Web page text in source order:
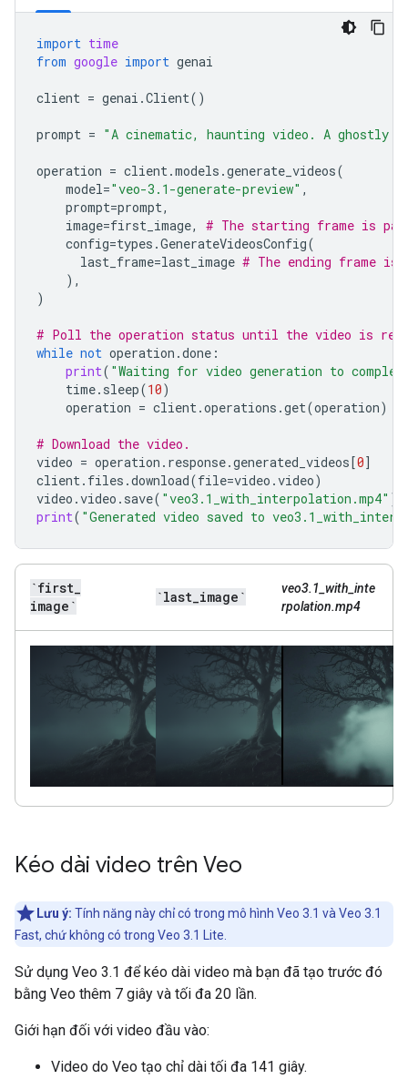
import time
from google import genai
client = genai .Client()
prompt = "A cinematic, haunting video. A ghostly
operation = client.models .generate_videos(
model="veo-3.1-generate-preview" ,
prompt=prompt,
image=first_image,
# The starting frame is
config=types .GenerateVideosConfig(
last_frame=last_image # The ending frame
),
)
# Poll the operation status until the video is
while not operation .done :
print( "Waiting for video generation to
time. sleep(10)
operation = client.operations .get(operation)
# Download the video.
video = operation . response.generated_videos[0]
client. files .download(file=video .video)
video .video . save( "veo3.1_with_interpolation.mp4" )
print( "Generated video saved to
`first
image`
`last image`
veo3.1_with_inte
rpolation.mp4
Kéo dài video trên Veo
Lưu ý: Tính năng này chỉ có trong mô hình Veo 3.1 và Veo 3.1
Fast, chứ không có trong Veo 3.1 Lite.
Sử dụng Veo 3.1 để kéo dài video mà bạn đã tạo trước đó
bằng Veo thêm 7 giây và tối đa 20 lần.
Giới hạn đối với video đầu vào:
Video do Veo tạo chỉ dài tối đa 141 giây.